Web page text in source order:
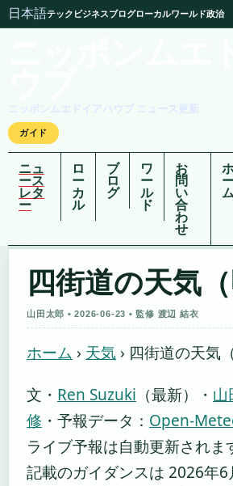
日本語テック ビジネスブログローカルワールド政治
ニッポンムエドイアハウブ ニュース更新
ガイド
ニュ
ース
レタ
ー
ロ
ー
カ
ル
ブ
ロ
グ
ワ
ー
ル
ド
お
問
い
合
わ
せ
ム
四街道の天気（
山田太郎 • 2026-06-23 • 監修 渡辺 結衣
ホーム › 天気 › 四街道の天気
文・ Ren Suzuki （最新） ・ 山
修 ・ 予報データ： Open-
ライブ予報は自動更新されま
記載のガイダンスは 2026年6